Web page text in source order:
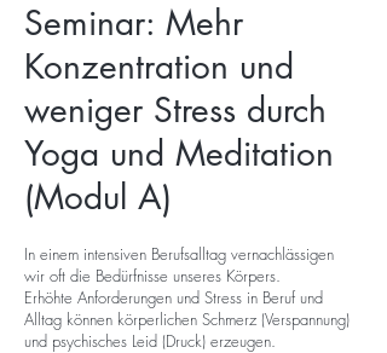
Seminar: Mehr
Konzentration und
weniger Stress durch
Yoga und Meditation
(Modul A)
In einem intensiven Berufsalltag vernachlässigen
wir oft die Bedürfnisse unseres Körpers.
Erhöhte Anforderungen und Stress in Beruf und
Alltag können körperlichen Schmerz (Verspannung)
und psychisches Leid (Druck) erzeugen.